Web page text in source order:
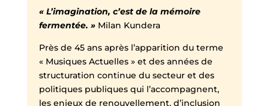
« L’imagination, c’est de la mémoire
fermentée. » Milan Kundera
Près de 45 ans après l’apparition du terme
« Musiques Actuelles » et des années de
structuration continue du secteur et des
politiques publiques qui l’accompagnent,
les enjeux de renouvellement, d’inclusion